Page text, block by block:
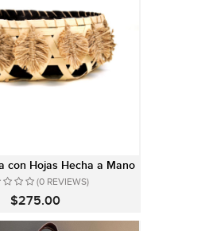
con Hojas Hecha a Mano
(0 REVIEWS)
$275.00